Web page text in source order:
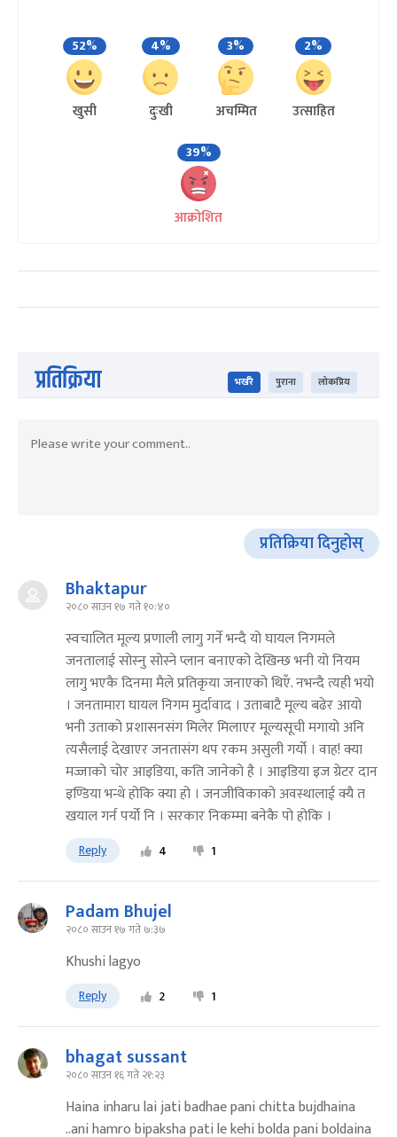
52%
खुसी
4%
दुःखी
3%
अचम्मित
2%
उत्साहित
39%
आक्रोशित
प्रतिक्रिया भर्खरै पुराना लोकप्रिय
प्रतिक्रिया दिनुहोस्
Bhaktapur
२०८० साउन १७ गते १०:४०
स्वचालित मूल्य प्रणाली लागु गर्ने भन्दै यो घायल निगमले
जनतालाई सोस्‍नु सोस्ने प्लान बनाएको देखिन्छ भनी यो नियम
लागु भएकै दिनमा मैले प्रतिकृया जनाएको थिएँ. नभन्दै त्यही भयो
। जनतामारा घायल निगम मुर्दावाद । उताबाटै मूल्य बढेर आयो
भनी उताको प्रशासनसंग मिलेर मिलाएर मूल्यसूची मगायो अनि
त्यसैलाई देखाएर जनतासंग थप रकम असुली गर्यो । वाह! क्या
मज्जाको चोर आइडिया, कति जानेको है । आइडिया इज ग्रेटर दान
इण्डिया भन्थे होकि क्या हो । जनजीविकाको अवस्थालाई क्यै त
खयाल गर्न पर्यो नि । सरकार निकम्मा बनेकै पो होकि ।
Reply 4 1
Padam Bhujel
२०८० साउन १७ गते ७:३७
Khushi lagyo
Reply 2 1
bhagat sussant
२०८० साउन १६ गते २१:२३
Haina inharu lai jati badhae pani chitta bujdhaina
..ani hamro bipaksha pati le kehi bolda pani boldaina